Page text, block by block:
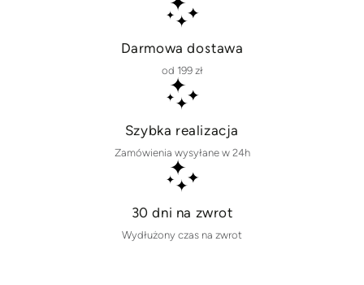
Darmowa dostawa
od 199 zł
Szybka realizacja
Zamówienia wysyłane w 24h
30 dni na zwrot
Wydłużony czas na zwrot